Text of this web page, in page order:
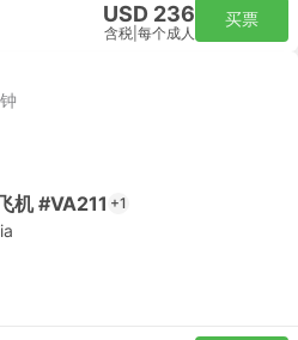
USD 236
含税 每个成人
买票
机 #VA211 +1